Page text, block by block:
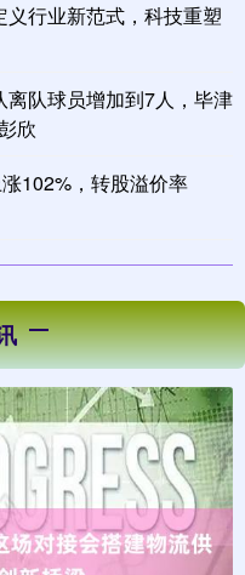
行业新范式，科技重塑
队球员增加到7人，毕津
欣
102%，转股溢价率